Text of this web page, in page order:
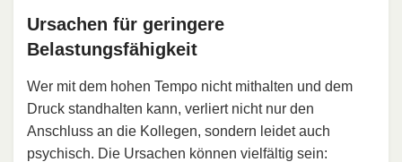
Ursachen für geringere
Belastungsfähigkeit
Wer mit dem hohen Tempo nicht mithalten und dem
Druck standhalten kann, verliert nicht nur den
Anschluss an die Kollegen, sondern leidet auch
psychisch. Die Ursachen können vielfältig sein: